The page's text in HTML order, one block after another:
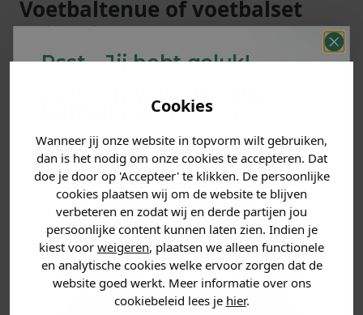
Cookies
Wanneer jij onze website in topvorm wilt gebruiken,
dan is het nodig om onze cookies te accepteren. Dat
doe je door op 'Accepteer' te klikken. De persoonlijke
cookies plaatsen wij om de website te blijven
verbeteren en zodat wij en derde partijen jou
persoonlijke content kunnen laten zien. Indien je
kiest voor weigeren, plaatsen we alleen functionele
en analytische cookies welke ervoor zorgen dat de
website goed werkt. Meer informatie over ons
cookiebeleid lees je hier.
Voetbaltenue of voetbalset
online kopen
Voetbaltenue kopen? Dan ben je bij Soccerfanshop
graag van de allerbeste materialen. Dit helpt namelijk
aanzienlijk om je prestaties op het veld te verbeteren.
Bijvoorbeeld op het gebied van trainingen. Een
comfortabele trainingsset is dan cruciaal. Op het moment
dat je je dankzij je tenue goed voelt, ga je zeer
waarschijnlijk ook beter voetballen. Je bent helemaal in je
element. Heb je al een bepaalde voetbalset op het oog?
Trainings- en voetbalshirts van
Nike en Adidas
Qua voetbaltenues heb je een hoop verschillende
keuzemogelijkheden. Voetbal is natuurlijk een van de
Psst... Jij hebt geluk!
Welke mystery
krijg jij? (Tot-30%
Vertel ons waar je naar op
zoek bent. 👇
Heren kleding
Dames kleding